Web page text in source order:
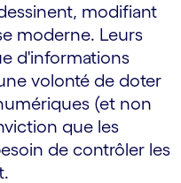
modifiant
moderne. Leurs
d'informations
volonté de doter
(et non
que les
de contrôler les